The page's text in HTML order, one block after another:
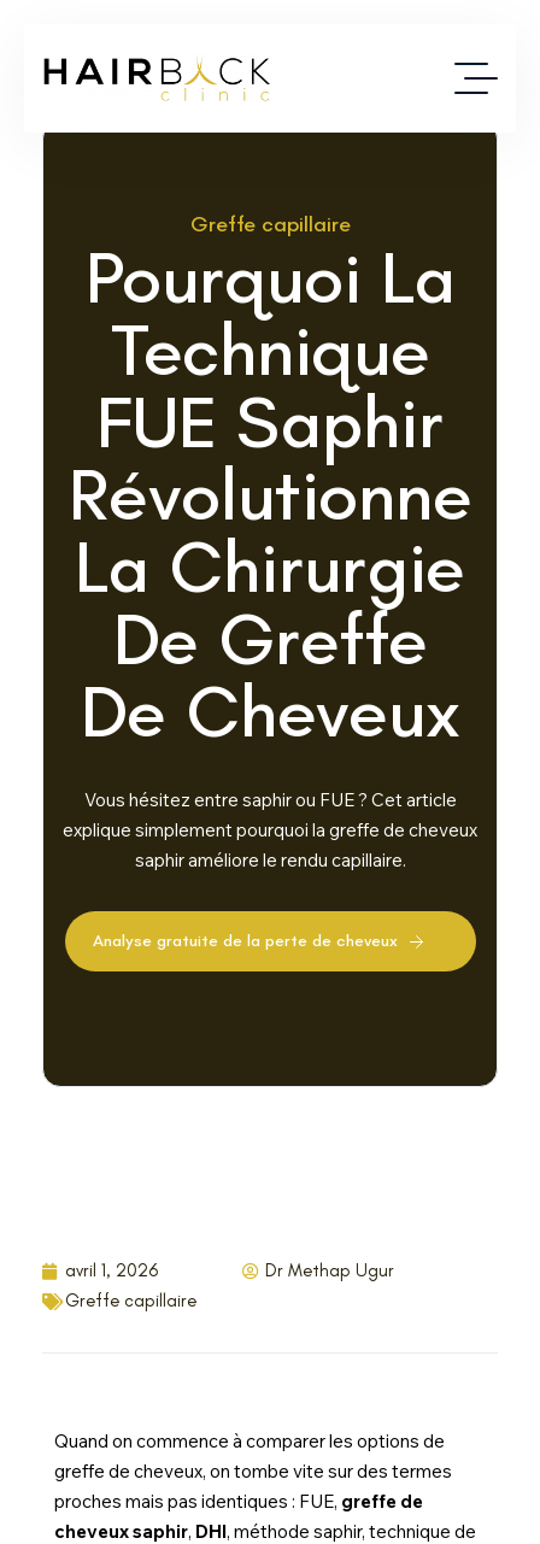
Greffe capillaire
Pourquoi La
Technique
FUE Saphir
Révolutionne
La Chirurgie
De Greffe
De Cheveux
Vous hésitez entre saphir ou FUE ? Cet article
explique simplement pourquoi la greffe de cheveux
saphir améliore le rendu capillaire.
Analyse gratuite de la perte de cheveux
avril 1, 2026
Dr Methap Ugur
Greffe capillaire
Quand on commence à comparer les options de
greffe de cheveux, on tombe vite sur des termes
proches mais pas identiques : FUE, greffe de
cheveux saphir, DHI, méthode saphir, technique de